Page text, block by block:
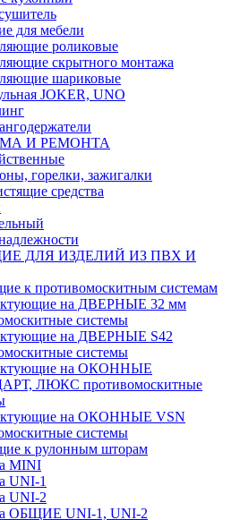
для мебели
роликовые
скрытного монтажа
шариковые
JOKER, UNO
И РЕМОНТА
горелки, зажигалки
средства
ДЛЯ ИЗДЕЛИЙ ИЗ ПВХ И
к противомоскитным системам
на ДВЕРНЫЕ 32 мм
системы
на ДВЕРНЫЕ S42
системы
на ОКОННЫЕ
ЛЮКС противомоскитные
на ОКОННЫЕ VSN
системы
к рулонным шторам
MINI
UNI-1
UNI-2
ОБЩИЕ UNI-1, UNI-2